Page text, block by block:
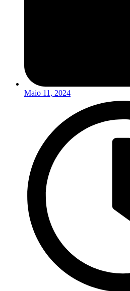
Maio 11, 2024